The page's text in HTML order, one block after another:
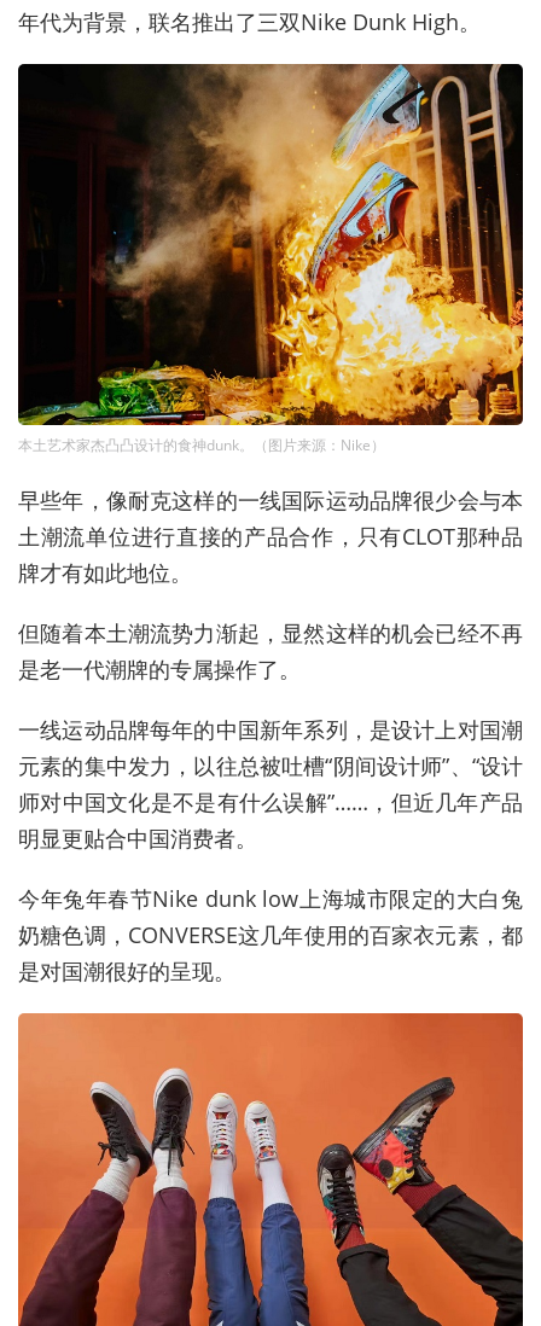
年代为背景，联名推出了三双Nike Dunk High。
本土艺术家杰凸凸设计的食神dunk。（图片来源：Nike）
早些年，像耐克这样的一线国际运动品牌很少会与本
土潮流单位进行直接的产品合作，只有CLOT那种品
牌才有如此地位。
但随着本土潮流势力渐起，显然这样的机会已经不再
是老一代潮牌的专属操作了。
一线运动品牌每年的中国新年系列，是设计上对国潮
元素的集中发力，以往总被吐槽“阴间设计师”、“设计
师对中国文化是不是有什么误解”……，但近几年产品
明显更贴合中国消费者。
今年兔年春节Nike dunk low上海城市限定的大白兔
奶糖色调，CONVERSE这几年使用的百家衣元素，都
是对国潮很好的呈现。